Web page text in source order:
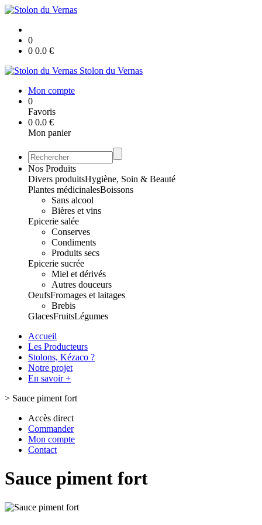
0
0 0.0 €
Stolon du Vernas
Mon compte
0
Favoris
0 0.0 €
Mon panier
Nos Produits
Divers produitsHygiène, Soin & Beauté
Plantes médicinalesBoissons
Sans alcool
Bières et vins
Epicerie salée
Conserves
Condiments
Produits secs
Epicerie sucrée
Miel et dérivés
Autres douceurs
OeufsFromages et laitages
Brebis
GlacesFruitsLégumes
Accueil
Les Producteurs
Stolons, Kézaco ?
Notre projet
En savoir +
> Sauce piment fort
Accès direct
Commander
Mon compte
Contact
Sauce piment fort